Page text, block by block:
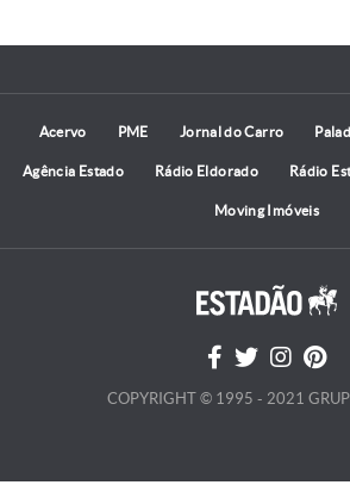
Acervo PME Jornal do Carro
Agência Estado Rádio Eldorado Rádio
Moving Imóveis
COPYRIGHT © 1995 - 2021